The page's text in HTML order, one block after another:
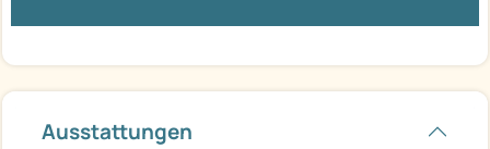
Ausstattungen